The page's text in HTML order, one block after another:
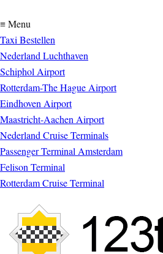
≡ Menu
Taxi Bestellen
Nederland Luchthaven
Schiphol Airport
Rotterdam-The Hague Airport
Eindhoven Airport
Maastricht-Aachen Airport
Nederland Cruise Terminals
Passenger Terminal Amsterdam
Felison Terminal
Rotterdam Cruise Terminal